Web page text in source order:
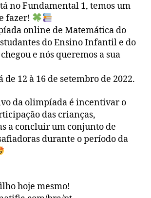
no Fundamental 1, temos um
fazer!
online de Matemática do
do Ensino Infantil e do
e nós queremos a sua
de 12 à 16 de setembro de 2022.
da olimpíada é incentivar o
das crianças,
a concluir um conjunto de
durante o período da
hoje mesmo!